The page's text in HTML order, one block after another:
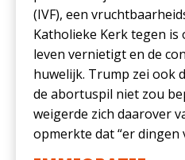
(IVF), een
Katholieke Kerk tegen
leven vernietigt en de
huwelijk. Trump zei ook
de abortuspil niet zou
weigerde zich daarover
opmerkte dat “er dingen